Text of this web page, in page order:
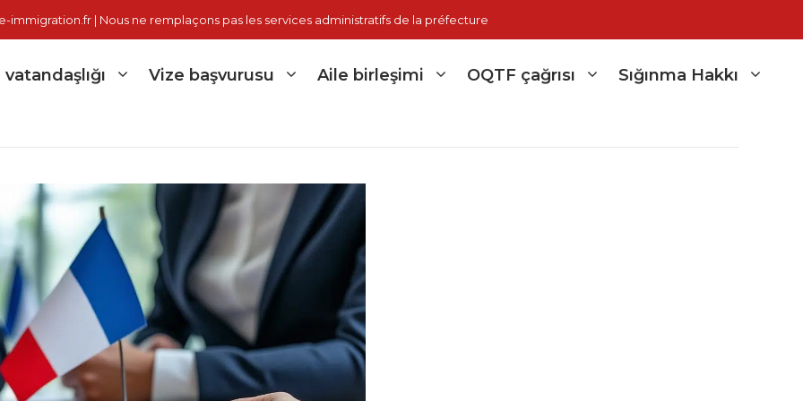
immigration.fr | Nous ne remplaçons pas les services administratifs de la préfecture
vatandaşlığı Vize başvurusu Aile birleşimi OQTF çağrısı
Sığınma Hakkı